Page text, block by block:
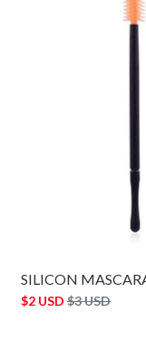
SILICON
$2 USD $3 USD